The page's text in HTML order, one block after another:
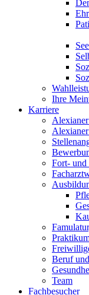
Ihre
Karriere
Fort- und
Beruf
Team
Fachbesucher